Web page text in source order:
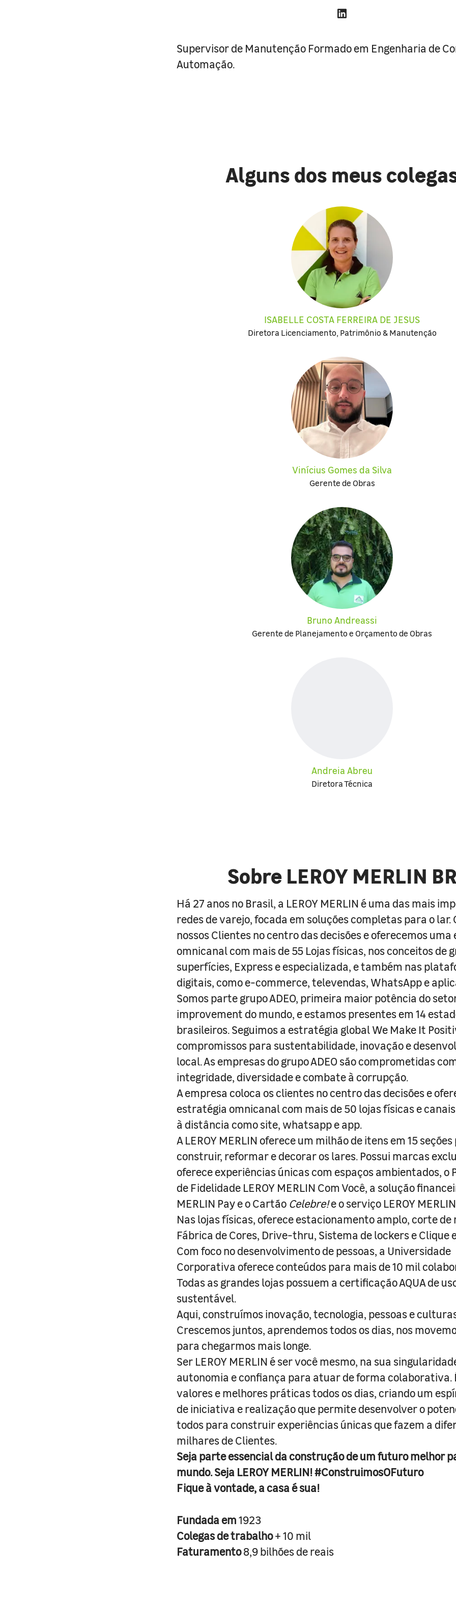
Supervisor de Manutenção Formado em Engenharia de
Automação.
Alguns dos meus
ISABELLE COSTA FERREIRA DE JESUS
Diretora Licenciamento, Patrimônio & Manutenção
Vinícius Gomes da Silva
Gerente de Obras
Bruno Andreassi
Gerente de Planejamento e Orçamento de Obras
Andreia Abreu
Diretora Técnica
Sobre LEROY MERLIN BR
Há 27 anos no Brasil, a LEROY MERLIN é uma das mais
redes de varejo, focada em soluções completas para o lar.
nossos Clientes no centro das decisões e oferecemos
omnicanal com mais de 55 Lojas físicas, nos conceitos de
superfícies, Express e especializada, e também nas
digitais, como e-commerce, televendas, WhatsApp e
Somos parte grupo ADEO, primeira maior potência do
improvement do mundo, e estamos presentes em 14
brasileiros. Seguimos a estratégia global We Make It
compromissos para sustentabilidade, inovação e
local. As empresas do grupo ADEO são comprometidas
integridade, diversidade e combate à corrupção.
A empresa coloca os clientes no centro das decisões e
estratégia omnicanal com mais de 50 lojas físicas e
à distância como site, whatsapp e app.
A LEROY MERLIN oferece um milhão de itens em 15
construir, reformar e decorar os lares. Possui marcas
oferece experiências únicas com espaços ambientados, o
de Fidelidade LEROY MERLIN Com Você, a solução
MERLIN Pay e o Cartão Celebre!e o serviço LEROY
Nas lojas físicas, oferece estacionamento amplo, corte de
Fábrica de Cores, Drive-thru, Sistema de lockers e Clique
Com foco no desenvolvimento de pessoas, a Universidade
Corporativa oferece conteúdos para mais de 10 mil
Todas as grandes lojas possuem a certificação AQUA de
sustentável.
Aqui, construímos inovação, tecnologia, pessoas e
Crescemos juntos, aprendemos todos os dias, nos
para chegarmos mais longe.
Ser LEROY MERLIN é ser você mesmo, na sua
autonomia e confiança para atuar de forma
valores e melhores práticas todos os dias, criando um
de iniciativa e realização que permite desenvolver o
todos para construir experiências únicas que fazem a
milhares de Clientes.
Seja parte essencial da construção de um futuro melhor
mundo. Seja LEROY MERLIN! #ConstruimosOFuturo
Fique à vontade, a casa é sua!
Fundada em1923
Colegas de trabalho+ 10 mil
Faturamento8,9 bilhões de reais